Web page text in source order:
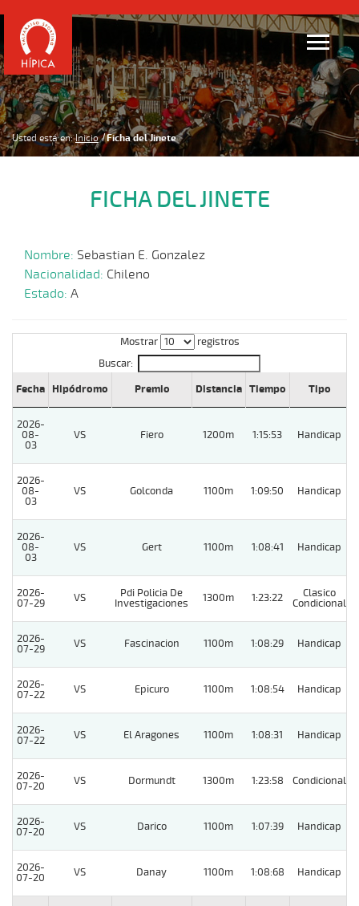
Usted está en: Inicio Ficha del Jinete
FICHA DEL JINETE
Nombre: Sebastian E. Gonzalez
Nacionalidad: Chileno
Estado: A
Mostrar
registros
Buscar:
Fecha
Hipódromo Premio Distancia Tiempo Tipo
2026-
08-
03
VS Fiero 1200m 1:15:53 Handicap
2026-
08-
03
VS Golconda 1100m 1:09:50 Handicap
2026-
08-
03
VS Gert 1100m 1:08:41 Handicap
2026-
07-29
VS
Pdi Policia De
Investigaciones
1300m 1:23:22
Clasico
Condicional
2026-
07-29
VS Fascinacion 1100m 1:08:29 Handicap
2026-
07-22
VS Epicuro 1100m 1:08:54 Handicap
2026-
07-22
VS El Aragones 1100m 1:08:31 Handicap
2026-
07-20
VS Dormundt 1300m 1:23:58 Condicional
2026-
07-20
VS Darico 1100m 1:07:39 Handicap
2026-
07-20
VS Danay 1100m 1:08:68 Handicap